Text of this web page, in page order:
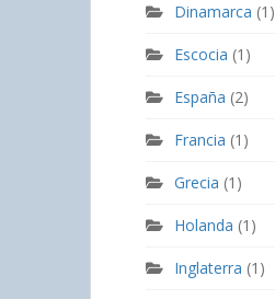
Dinamarca (1)
Escocia (1)
España (2)
Francia (1)
Grecia (1)
Holanda (1)
Inglaterra (1)